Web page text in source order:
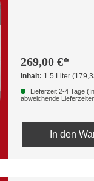
269,00 €*
Inhalt: 1.5 Liter
Lieferzeit 2-4 Tage
abweichende
In den